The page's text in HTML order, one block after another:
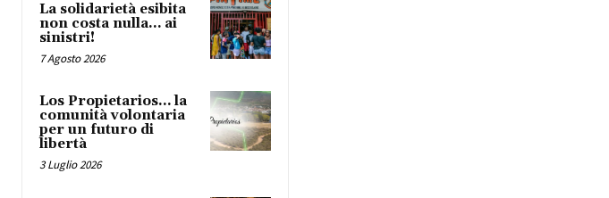
La solidarietà esibita
non costa nulla… ai
sinistri!
7 Agosto 2026
Los Propietarios… la
comunità volontaria
per un futuro di
libertà
3 Luglio 2026